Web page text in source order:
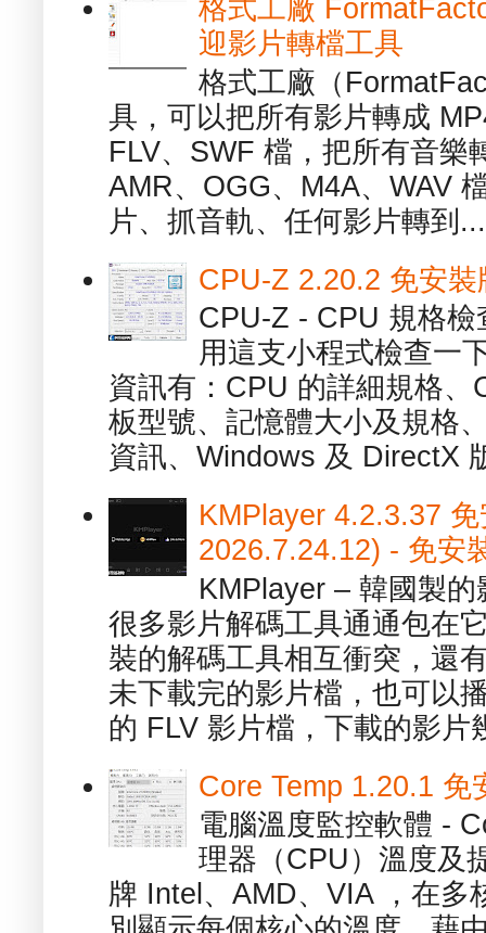
格式工廠
迎影片轉檔工具
格式工廠（
具，可以把所有影片轉成
FLV、SWF 檔，把所有音樂
AMR、OGG、M4A、WAV
片、抓音軌、任何影片轉到...
CPU-Z 2.20.2 免安
CPU-Z - CPU 規格
用這支小程式檢查一
資訊有：CPU 的詳細規格
板型號、記憶體大小及規格
資訊、Windows 及 DirectX
KMPlayer 4.2.3.37
2026.7.24.12) - 免安
KMPlayer – 韓國製
很多影片解碼工具通通包在
裝的解碼工具相互衝突，還
未下載完的影片檔，也可以
的 FLV 影片檔，下載的影片
Core Temp 1.20.1 免
電腦溫度監控軟體 -
理器（CPU）溫度及
牌 Intel、AMD、VIA ，在多